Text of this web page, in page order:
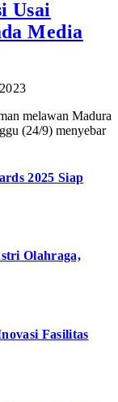
Usai
Media
melawan Madura
(24/9) menyebar
2025 Siap
Olahraga,
Fasilitas